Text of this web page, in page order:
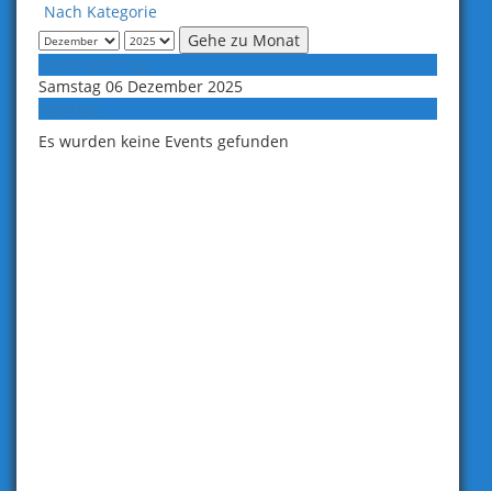
Nach Kategorie
Gehe zu Monat
Samstag 06 Dezember 2025
Es wurden keine Events gefunden